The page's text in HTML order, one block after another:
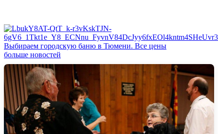
Выбираем городскую баню в Тюмени. Все цены
больше новостей